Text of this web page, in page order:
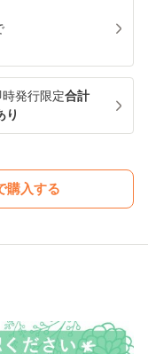
発行限定合計
り
購入する